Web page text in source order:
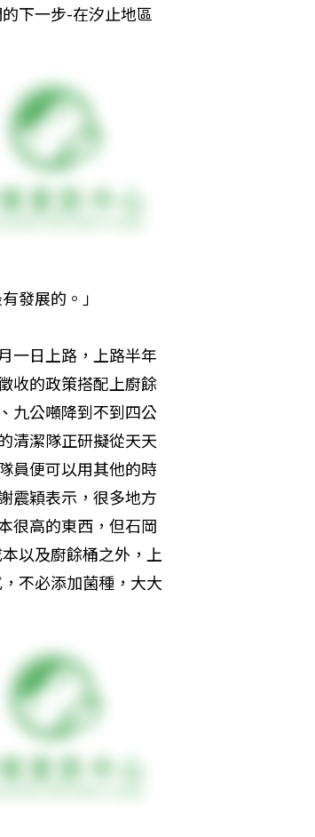
下一步-在汐止地區
發展的。」
一日上路，上路半年
收的政策搭配上廚餘
九公噸降到不到四公
清潔隊正研擬從天天
員便可以用其他的時
震穎表示，很多地方
很高的東西，但石岡
以及廚餘桶之外，上
不必添加菌種，大大